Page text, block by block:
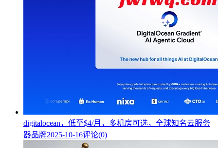
digitalocean，低至$4/月，多机房可选，全球知名云服务
器品牌2025-10-16评论(0)